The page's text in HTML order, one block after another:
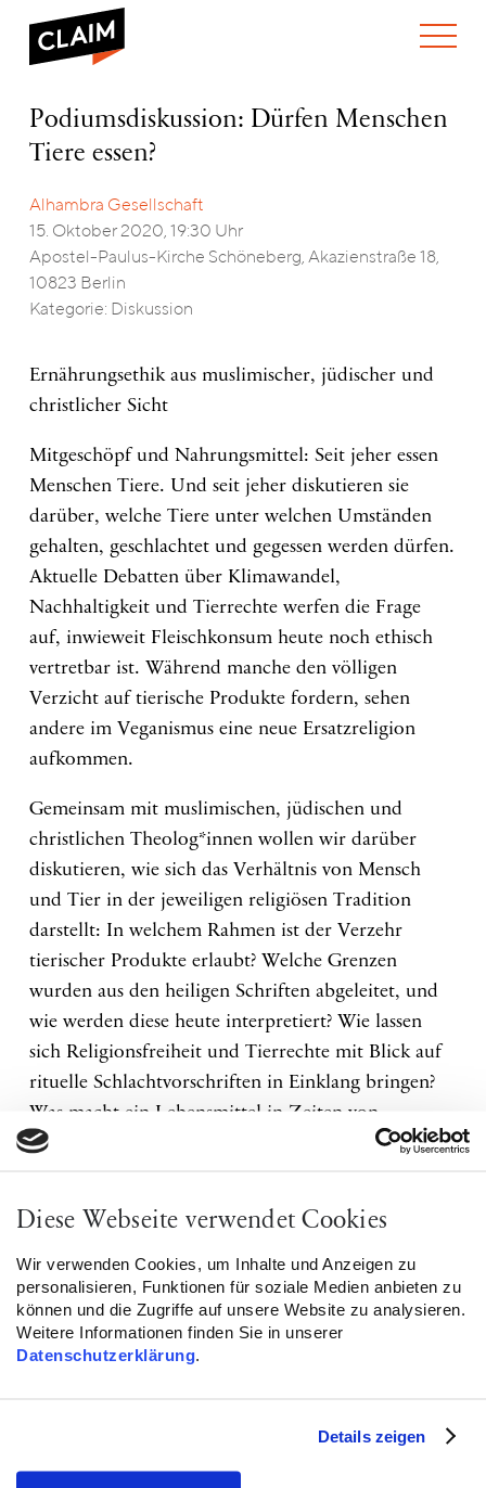
Diese Webseite verwendet Cookies
Wir verwenden Cookies, um Inhalte und Anzeigen zu
personalisieren, Funktionen für soziale Medien anbieten zu
können und die Zugriffe auf unsere Website zu analysieren.
Weitere Informationen finden Sie in unserer
Datenschutzerklärung.
Details zeigen
SPENDEN
Podiumsdiskussion:
Menschen
essen?
Podiumsdiskussion: Dürfen Menschen
Tiere essen?
Alhambra Gesellschaft
15. Oktober 2020, 19:30 Uhr
Apostel-Paulus-Kirche Schöneberg, Akazienstraße 18,
10823 Berlin
Kategorie: Diskussion
Ernährungsethik aus muslimischer, jüdischer und
christlicher Sicht
Mitgeschöpf und Nahrungsmittel: Seit jeher essen
Menschen Tiere. Und seit jeher diskutieren sie
darüber, welche Tiere unter welchen Umständen
gehalten, geschlachtet und gegessen werden dürfen.
Aktuelle Debatten über Klimawandel,
Nachhaltigkeit und Tierrechte werfen die Frage
auf, inwieweit Fleischkonsum heute noch ethisch
vertretbar ist. Während manche den völligen
Verzicht auf tierische Produkte fordern, sehen
andere im Veganismus eine neue Ersatzreligion
aufkommen.
Gemeinsam mit muslimischen, jüdischen und
christlichen Theolog*innen wollen wir darüber
diskutieren, wie sich das Verhältnis von Mensch
und Tier in der jeweiligen religiösen Tradition
darstellt: In welchem Rahmen ist der Verzehr
tierischer Produkte erlaubt? Welche Grenzen
wurden aus den heiligen Schriften abgeleitet, und
wie werden diese heute interpretiert? Wie lassen
sich Religionsfreiheit und Tierrechte mit Blick auf
rituelle Schlachtvorschriften in Einklang bringen?
Was macht ein Lebensmittel in Zeiten von
Massentierhaltung und Bio-Boom halal oder
Podiumsdiskussion mit:
Asmaa El Maaroufi (Universität Münster)
Dr. Simone Horstmann (TU Dortmund)